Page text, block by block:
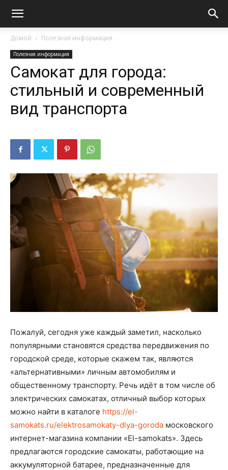
Домой Полезная информация
Полезная информация
Самокат для города:
стильный и современный
вид транспорта
Пожалуй, сегодня уже каждый заметил, насколько
популярными становятся средства передвижения по
городской среде, которые скажем так, являются
«альтернативными» личным автомобилям и
общественному транспорту. Речь идёт в том числе об
электрических самокатах, отличный выбор которых
можно найти в каталоге https://el-
samokats.ru/elektrosamokaty-dlya-goroda московского
интернет-магазина компании «El-samokats». Здесь
предлагаются городские самокаты, работающие на
аккумуляторной батарее, предназначенные для